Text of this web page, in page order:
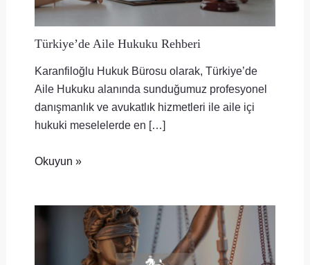
Türkiye’de Aile Hukuku Rehberi
Karanfiloğlu Hukuk Bürosu olarak, Türkiye’de
Aile Hukuku alanında sunduğumuz profesyonel
danışmanlık ve avukatlık hizmetleri ile aile içi
hukuki meselelerde en […]
Okuyun »